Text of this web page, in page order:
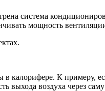
система
мощность
калорифере. К примеру,
выхода воздуха через